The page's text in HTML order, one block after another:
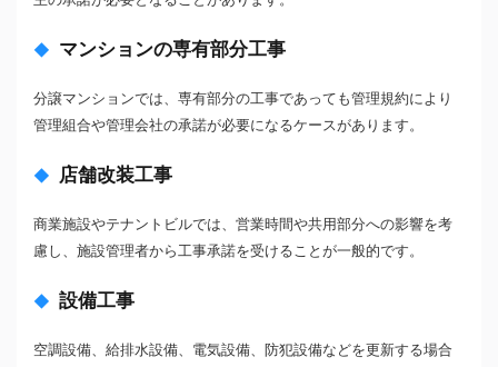
マンションの専有部分工事
分譲マンションでは、専有部分の工事であっても管理規約により
管理組合や管理会社の承諾が必要になるケースがあります。
店舗改装工事
商業施設やテナントビルでは、営業時間や共用部分への影響を考
慮し、施設管理者から工事承諾を受けることが一般的です。
設備工事
空調設備、給排水設備、電気設備、防犯設備などを更新する場合